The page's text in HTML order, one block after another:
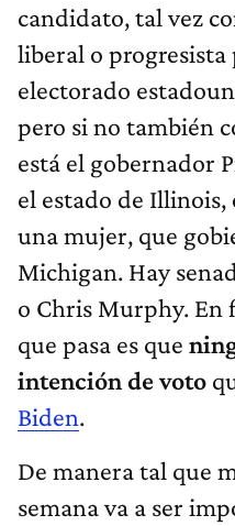
candidato, tal vez
liberal o progresista
electorado
pero si no también
está el gobernador
el estado de
una mujer, que
Michigan. Hay
o Chris Murphy. En
que pasa es que
intención de voto
Biden.
De manera tal que
semana va a ser